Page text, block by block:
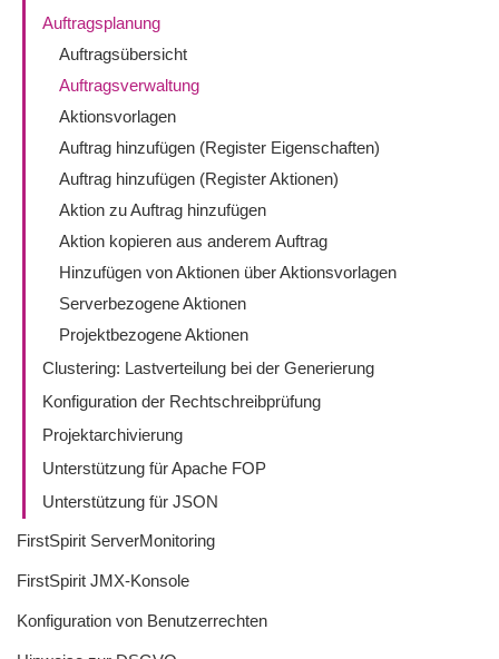
Auftragsplanung
Auftragsübersicht
Auftragsverwaltung
Aktionsvorlagen
Auftrag hinzufügen (Register Eigenschaften)
Auftrag hinzufügen (Register Aktionen)
Aktion zu Auftrag hinzufügen
Aktion kopieren aus anderem Auftrag
Hinzufügen von Aktionen über Aktionsvorlagen
Serverbezogene Aktionen
Projektbezogene Aktionen
Clustering: Lastverteilung bei der Generierung
Konfiguration der Rechtschreibprüfung
Projektarchivierung
Unterstützung für Apache FOP
Unterstützung für JSON
FirstSpirit ServerMonitoring
FirstSpirit JMX-Konsole
Konfiguration von Benutzerrechten